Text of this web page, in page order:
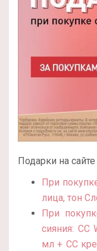
Подарки на
При
лица, тон
При
сияния: CC
мл + СС